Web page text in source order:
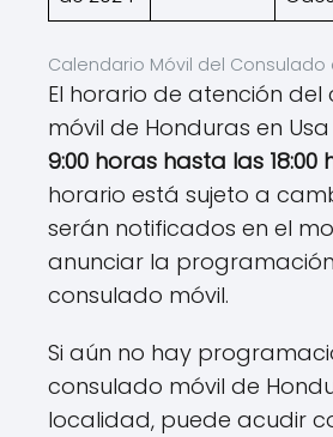
Calendario Móvil del Consulado
El horario de atención del
móvil de Honduras en Usa
9:00 horas hasta las 18:00
horario está sujeto a
serán notificados en el
anunciar la
consulado móvil.
Si aún no hay
consulado móvil de
localidad, puede acudir